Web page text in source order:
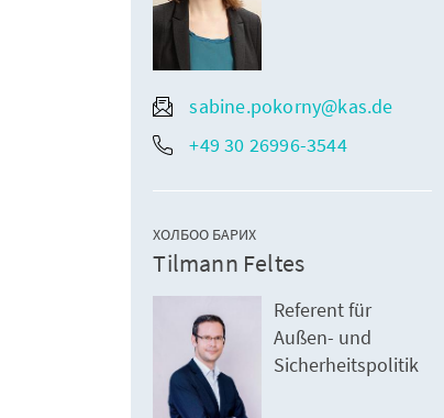
sabine.pokorny@kas.de
+49 30 26996-3544
ХОЛБОО БАРИХ
Tilmann Feltes
Referent für
Außen- und
Sicherheitspolitik